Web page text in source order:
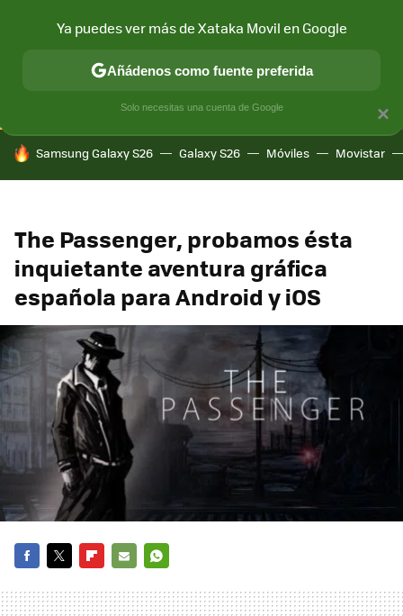
CONECTIVIDAD MÓVIL Y SOCIEDAD APLICACIONES
HOY SE HABLA DE
Samsung Galaxy S26 Galaxy S26 Móviles Movistar
The Passenger, probamos ésta
inquietante aventura gráfica
española para Android y iOS
MAIL
×
Ya puedes ver más de Xataka Movil en Google
Añádenos como fuente preferida
Solo necesitas una cuenta de Google